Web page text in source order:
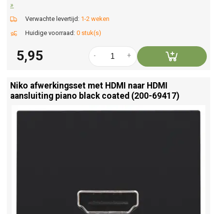
»
Verwachte levertijd: 1-2 weken
Huidige voorraad: 0 stuk(s)
5,95 +
-
Niko afwerkingsset met HDMI naar HDMI
aansluiting piano black coated (200-69417)